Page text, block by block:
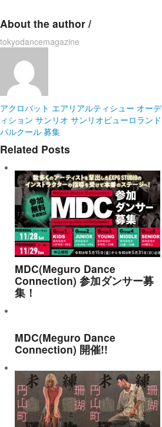
About the author /
tokyodancemagazine
アクロバット エアリアルティシュー オーデ
ィション サンリオ サンリオピューロランド
パルクール 募集
Related Posts
MDC(Meguro Dance
Connection) 参加ダンサー募
集！
MDC(Meguro Dance
Connection) 開催!!